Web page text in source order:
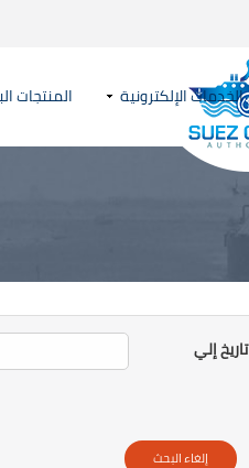
الخدمات الإلكترونية المنتجات
تاريخ إلي